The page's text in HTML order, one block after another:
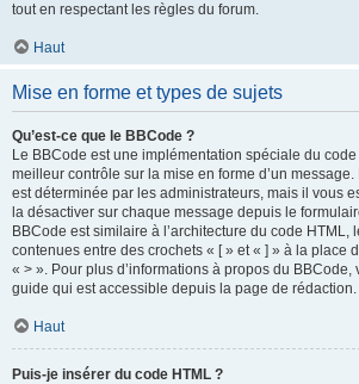
tout en respectant les règles du forum.
Haut
Mise en forme et types de sujets
Qu’est-ce que le BBCode ?
Le BBCode est une implémentation spéciale du
meilleur contrôle sur la mise en forme d’un message.
est déterminée par les administrateurs, mais il vous
la désactiver sur chaque message depuis le
BBCode est similaire à l’architecture du code HTML,
contenues entre des crochets « [ » et « ] » à la place
« > ». Pour plus d’informations à propos du BBCode,
guide qui est accessible depuis la page de rédaction.
Haut
Puis-je insérer du code HTML ?